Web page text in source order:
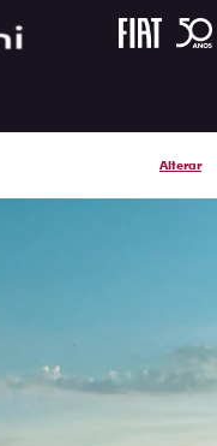
Alterar